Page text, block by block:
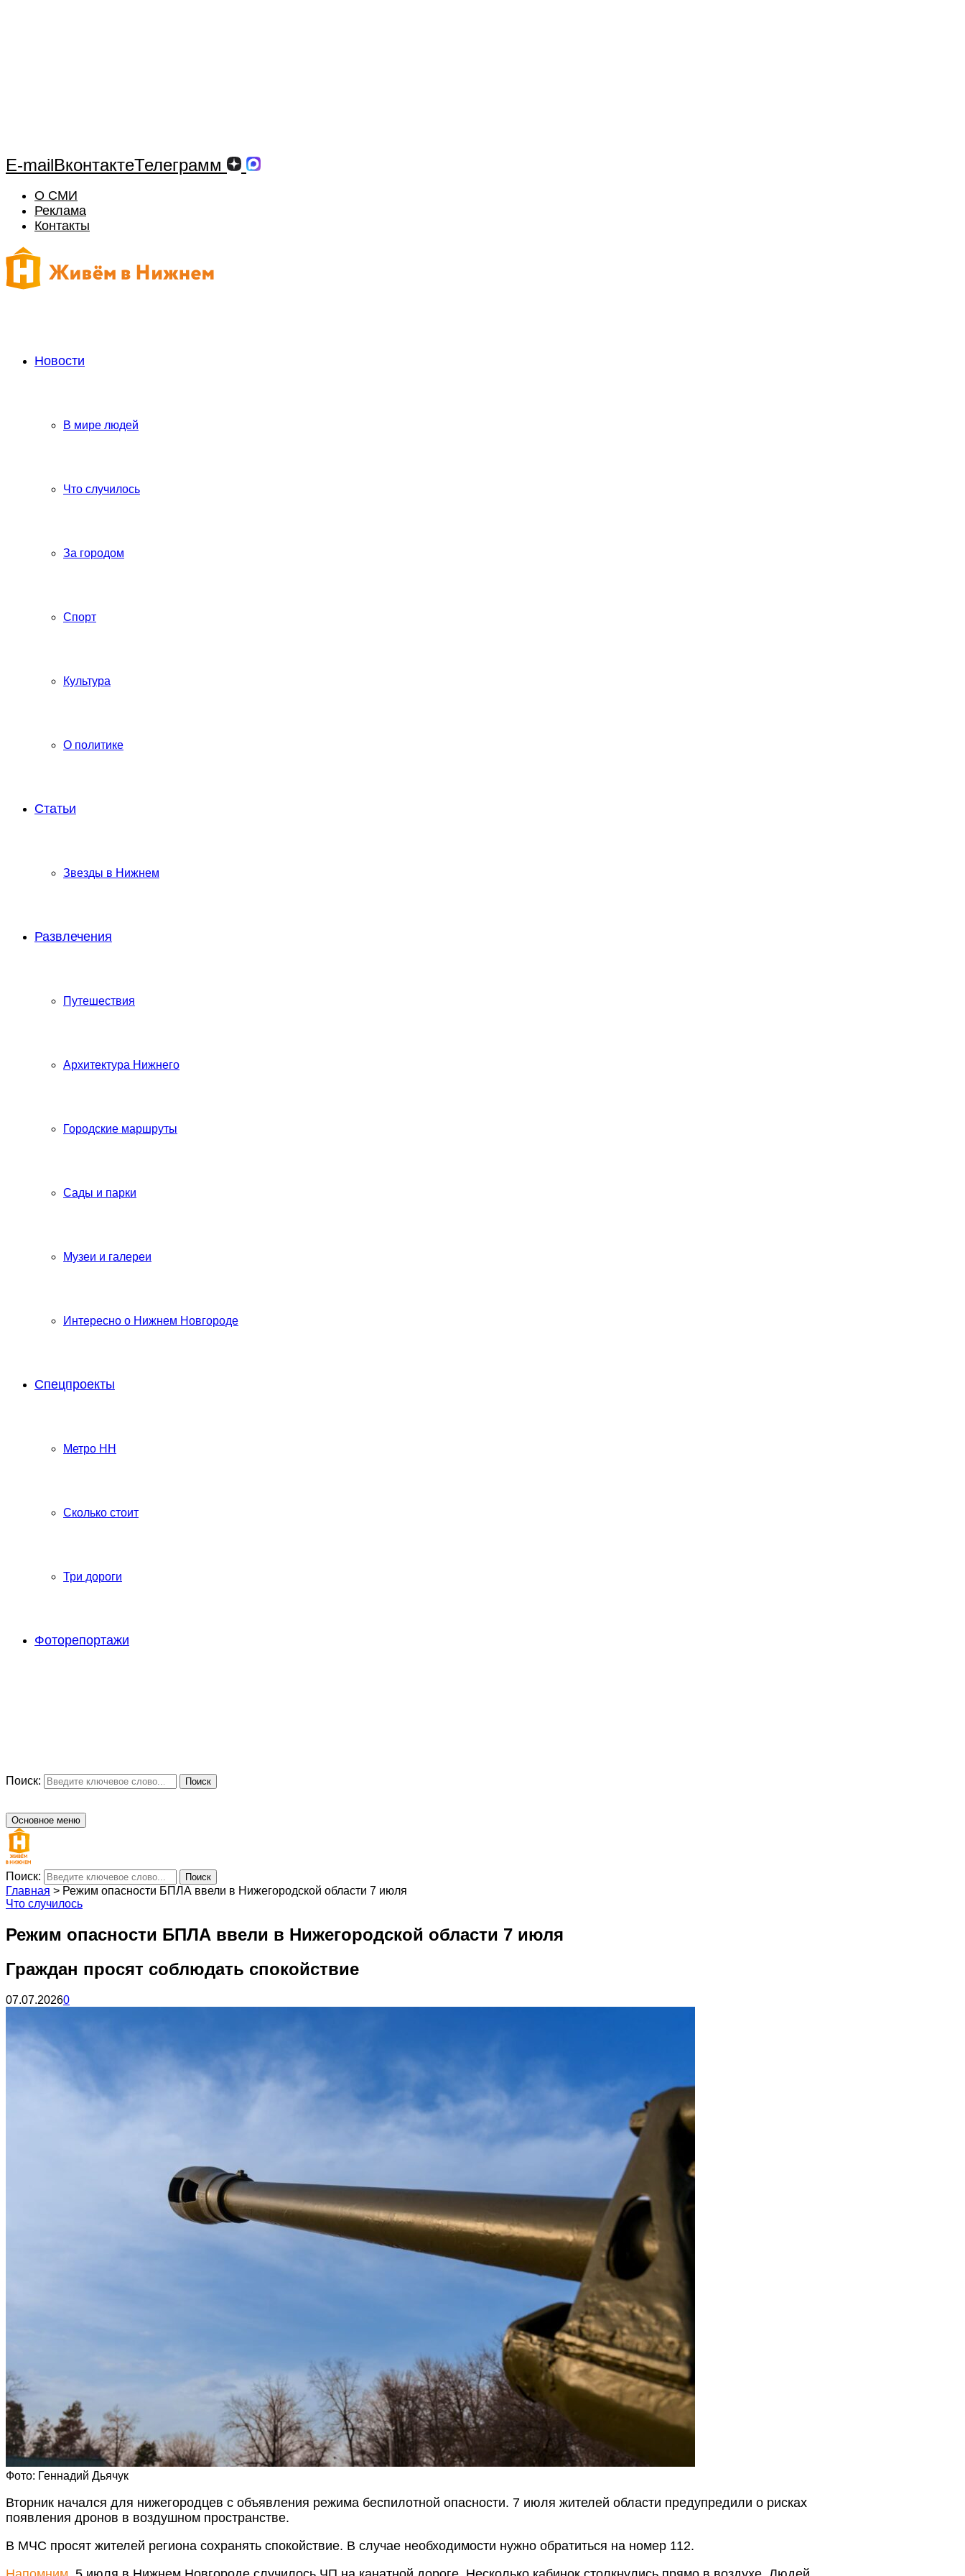
E-mailВконтактеТелеграмм
О СМИ
Реклама
Контакты
Новости
В мире людей
Что случилось
За городом
Спорт
Культура
О политике
Статьи
Звезды в Нижнем
Развлечения
Путешествия
Архитектура Нижнего
Городские маршруты
Сады и парки
Музеи и галереи
Интересно о Нижнем Новгороде
Спецпроекты
Метро НН
Сколько стоит
Три дороги
Фоторепортажи
Поиск: Поиск
Основное меню
Поиск: Поиск
Главная > Режим опасности БПЛА ввели в Нижегородской области 7 июля
Что случилось
Режим опасности БПЛА ввели в Нижегородской области 7 июля
Граждан просят соблюдать спокойствие
07.07.20260
Фото: Геннадий Дьячук
Вторник начался для нижегородцев с объявления режима беспилотной опасности. 7 июля жителей области предупредили о рисках
появления дронов в воздушном пространстве.
В МЧС просят жителей региона сохранять спокойствие. В случае необходимости нужно обратиться на номер 112.